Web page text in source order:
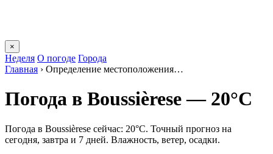
×
Неделя О погоде Города
Главная › Определение местоположения…
Погода в Boussièresе — 20°C
Погода в Boussièresе сейчас: 20°C. Точный прогноз на
сегодня, завтра и 7 дней. Влажность, ветер, осадки.